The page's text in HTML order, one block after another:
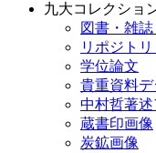
九大コレクショ
図書・雑
リポジトリ
学位論文
貴重資料
中村哲著
蔵書印画像
炭鉱画像